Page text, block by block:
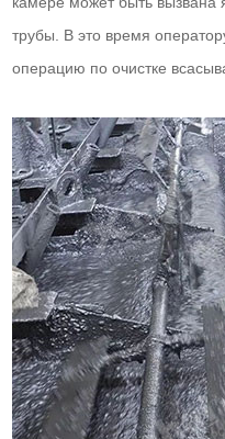
трубы. В это время
операцию по очистке